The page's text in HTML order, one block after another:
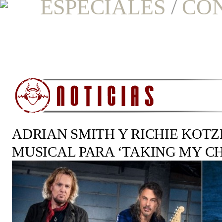
ESPECIALES /
ADRIAN SMITH Y RICHIE
MUSICAL PARA ‘TAKING MY